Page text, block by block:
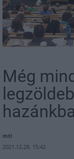
Még
mti
2021.12.28. 15:42